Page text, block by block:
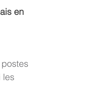
en
les